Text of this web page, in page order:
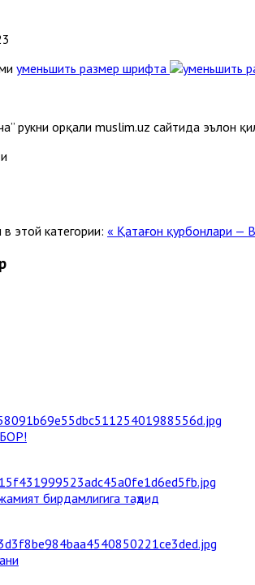
уменьшить размер шрифта
рукни орқали muslim.uz сайтида эълон
этой категории: « Қатағон қурбонлари —
бирдамлигига таҳдид